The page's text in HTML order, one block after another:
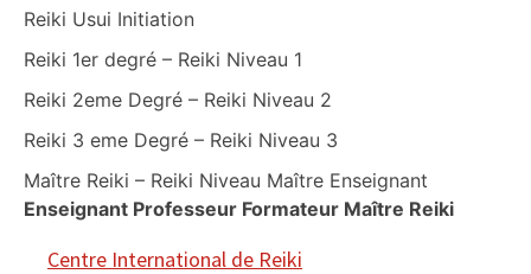
Reiki Usui Initiation
Reiki 1er degré – Reiki Niveau 1
Reiki 2eme Degré – Reiki Niveau 2
Reiki 3 eme Degré – Reiki Niveau 3
Maître Reiki – Reiki Niveau Maître Enseignant
Enseignant Professeur Formateur Maître Reiki
Centre International de Reiki